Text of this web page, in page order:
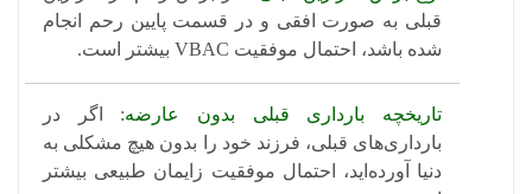
قبلی به صورت افقی و در قسمت پایین رحم انجام
شده باشد، احتمال موفقیت VBAC بیشتر است.
تاریخچه بارداری قبلی بدون عارضه: اگر در
بارداری‌های قبلی، فرزند خود را بدون هیچ مشکلی به
دنیا آورده‌اید، احتمال موفقیت زایمان طبیعی بیشتر